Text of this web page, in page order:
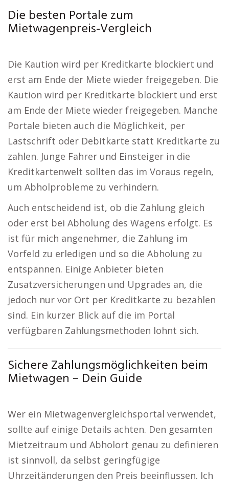
Die besten Portale zum
Mietwagenpreis-Vergleich
Die Kaution wird per Kreditkarte blockiert und
erst am Ende der Miete wieder freigegeben. Die
Kaution wird per Kreditkarte blockiert und erst
am Ende der Miete wieder freigegeben. Manche
Portale bieten auch die Möglichkeit, per
Lastschrift oder Debitkarte statt Kreditkarte zu
zahlen. Junge Fahrer und Einsteiger in die
Kreditkartenwelt sollten das im Voraus regeln,
um Abholprobleme zu verhindern.
Auch entscheidend ist, ob die Zahlung gleich
oder erst bei Abholung des Wagens erfolgt. Es
ist für mich angenehmer, die Zahlung im
Vorfeld zu erledigen und so die Abholung zu
entspannen. Einige Anbieter bieten
Zusatzversicherungen und Upgrades an, die
jedoch nur vor Ort per Kreditkarte zu bezahlen
sind. Ein kurzer Blick auf die im Portal
verfügbaren Zahlungsmethoden lohnt sich.
Sichere Zahlungsmöglichkeiten beim
Mietwagen – Dein Guide
Wer ein Mietwagenvergleichsportal verwendet,
sollte auf einige Details achten. Den gesamten
Mietzeitraum und Abholort genau zu definieren
ist sinnvoll, da selbst geringfügige
Uhrzeitänderungen den Preis beeinflussen. Ich